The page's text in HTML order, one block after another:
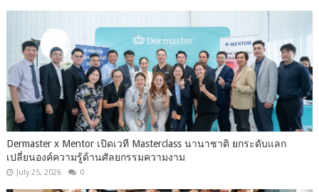
Dermaster x Mentor เปิดเวที Masterclass นานาชาติ ยกระดับแลก
เปลี่ยนองค์ความรู้ด้านศัลยกรรมความงาม
July 25, 2026 0